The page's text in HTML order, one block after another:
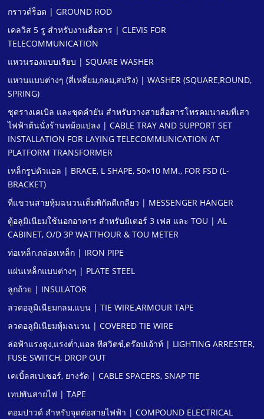
กราวด์ร็อด | GROUND ROD
เคลวิส 5 รู สําหรับงานสื่อสาร | CLEVIS FOR
TELECOMMUNICATION
แหวนรองแบบเรียบ | SQUARE WASHER
แหวนแบบต่างๆ (สี่เหลี่ยม,กลม,สปริง) | WASHER (SQUARE,ROUND,
SPRING)
ชุดรางเคเบิล และชุดคํายัน สําหรับวางสายสื่อสารโทรคมนาคมที่เสา
ไฟฟ้าต้นนั่งร้านหม้อแปลง | CABLE TRAY AND SUPPORT SET
INSTALLATION FOR LAYING TELECOMMUNICATION AT
PLATFORM TRANSFORMER
เหล็กรูปตัวแอล | BRACE, L SHAPE, 50×10 MM., FOR FSD (L-
BRACKET)
ที่แขวนสายหุ้มฉนวนเต็มพิกัดตีเกลียว | MESSENGER HANGER
ตู้อลูมิเนียมใช้นอกอาคาร สําหรับมิเตอร์ 3 เฟส และ TOU | AL
CABINET, O/D 3P WATTHOUR & TOU METER
ท่อเหล็ก,กล่องเหล็ก | IRON PIPE
แผ่นเหล็กแบบต่างๆ | PLATE STEEL
ลูกถ้วย | INSULATOR
ลวดอลูมิเนียมกลม,แบน | TIE WIRE,ARMOUR TAPE
ลวดอลูมิเนียมหุ้มฉนวน | COVERED TIE WIRE
ล่อฟ้าแรงสูง,แรงตํ่า,แอล ทีสวิตช์,ดร๊อปเอ้าท์ | LIGHTING ARRESTER,
FUSE SWITCH, DROP OUT
เคเบิ้ลสเปเซอร์, ยางรัด | CABLE SPACERS, SNAP TIE
เทปพันสายไฟ | TAPE
คอมปาวด์ สําหรับจุดต่อสายไฟฟ้า | COMPOUND ELECTRICAL